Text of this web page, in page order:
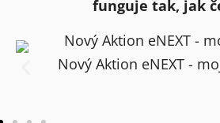
funguje tak, jak
Nový Aktion eNEXT -